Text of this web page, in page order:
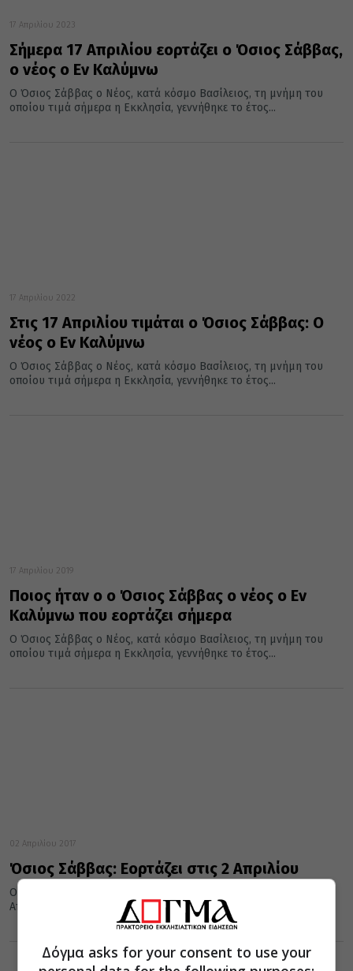
17 Απριλίου 2023
Σήμερα 17 Απριλίου εορτάζει ο Όσιος Σάββας,
ο νέος ο Εν Καλύμνω
Ο Όσιος Σάββας ο Νέος, κατά κόσμο Βασίλειος, τη μνήμη του
οποίου τιμά σήμερα η Εκκλησία, γεννήθηκε το έτος...
17 Απριλίου 2022
Στις 17 Απριλίου τιμάται ο Όσιος Σάββας: Ο
νέος ο Εν Καλύμνω
Ο Όσιος Σάββας ο Νέος, κατά κόσμο Βασίλειος, τη μνήμη του
οποίου τιμά σήμερα η Εκκλησία, γεννήθηκε το έτος...
17 Απριλίου 2019
Ποιος ήταν ο ο Όσιος Σάββας ο νέος ο Εν
Καλύμνω που εορτάζει σήμερα
Ο Όσιος Σάββας ο Νέος, κατά κόσμο Βασίλειος, τη μνήμη του
οποίου τιμά σήμερα η Εκκλησία, γεννήθηκε το έτος...
02 Απριλίου 2017
Όσιος Σάββας: Εορτάζει στις 2 Απριλίου
Ο Όσιος Σάββας ο Νέος, που τιμάται από την Εκκλησία στις 02
Απριλίου, κατά κόσμο Βασίλειος, γεννήθηκε το έτος...
Δόγμα asks for your consent to use your